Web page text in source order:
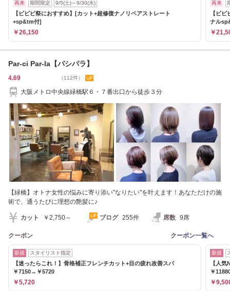
再来 期間限定 9/5(土)～9/30(水)
【ビビビ祭におすすめ】[カット+超修復ナノリペアストレート
+sp&tm付]
￥26,150
再来
【ビ
ナル
￥
Par-ci Par-la【パシパラ】
4.69 （112件）
大阪メトロ中央線緑橋駅６・７番出口から徒歩３分
【緑橋】オトナ女性の悩みに寄り添い"なりたい"を叶えます！あなただけの施
術で、通うたびに理想の艶髪に♪
カット ￥2,750～ ブログ 255件 席数 9席
クーポン クーポン一覧へ
新規 スタイリスト指定
【迷ったらこれ！】骨格補正フレンチカット+目の疲れ改善スパ
￥7150→￥5720
￥5,720
新規
【人
￥
￥